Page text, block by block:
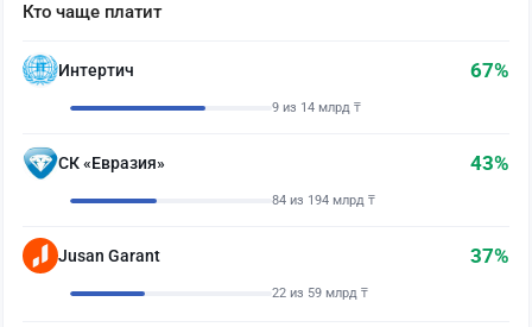
Кто чаще платит
Интертич 67%
9 из 14 млрд ₸
СК «Евразия» 43%
84 из 194 млрд ₸
Jusan Garant 37%
22 из 59 млрд ₸